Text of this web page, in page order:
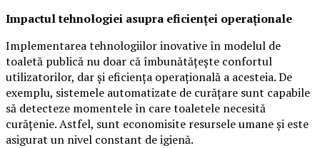
Impactul tehnologiei asupra eficienței operaționale
Implementarea tehnologiilor inovative în modelul de
toaletă publică nu doar că îmbunătățește confortul
utilizatorilor, dar și eficiența operațională a acesteia. De
exemplu, sistemele automatizate de curățare sunt capabile
să detecteze momentele în care toaletele necesită
curățenie. Astfel, sunt economisite resursele umane și este
asigurat un nivel constant de igienă.